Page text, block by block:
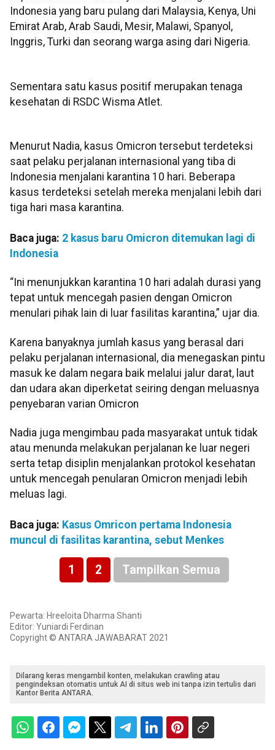
Indonesia yang baru pulang dari Malaysia, Kenya, Uni
Emirat Arab, Arab Saudi, Mesir, Malawi, Spanyol,
Inggris, Turki dan seorang warga asing dari Nigeria.
Sementara satu kasus positif merupakan tenaga
kesehatan di RSDC Wisma Atlet.
Menurut Nadia, kasus Omicron tersebut terdeteksi
saat pelaku perjalanan internasional yang tiba di
Indonesia menjalani karantina 10 hari. Beberapa
kasus terdeteksi setelah mereka menjalani lebih dari
tiga hari masa karantina.
Baca juga: 2 kasus baru Omicron ditemukan lagi di
Indonesia
“Ini menunjukkan karantina 10 hari adalah durasi yang
tepat untuk mencegah pasien dengan Omicron
menulari pihak lain di luar fasilitas karantina,” ujar dia.
Karena banyaknya jumlah kasus yang berasal dari
pelaku perjalanan internasional, dia menegaskan pintu
masuk ke dalam negara baik melalui jalur darat, laut
dan udara akan diperketat seiring dengan meluasnya
penyebaran varian Omicron
Nadia juga mengimbau pada masyarakat untuk tidak
atau menunda melakukan perjalanan ke luar negeri
serta tetap disiplin menjalankan protokol kesehatan
untuk mencegah penularan Omicron menjadi lebih
meluas lagi.
Baca juga: Kasus Omricon pertama Indonesia
muncul di fasilitas karantina, sebut Menkes
1 2 Tampilkan Semua
Pewarta: Hreeloita Dharma Shanti
Editor: Yuniardi Ferdinan
Copyright © ANTARA JAWABARAT 2021
Dilarang keras mengambil konten, melakukan crawling atau
pengindeksan otomatis untuk AI di situs web ini tanpa izin tertulis dari
Kantor Berita ANTARA.